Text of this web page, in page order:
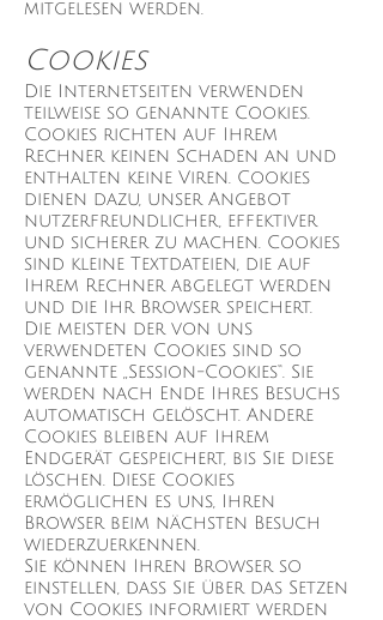
mitgelesen werden.
Cookies
Die Internetseiten verwenden
teilweise so genannte Cookies.
Cookies richten auf Ihrem
Rechner keinen Schaden an und
enthalten keine Viren. Cookies
dienen dazu, unser Angebot
nutzerfreundlicher, effektiver
und sicherer zu machen. Cookies
sind kleine Textdateien, die auf
Ihrem Rechner abgelegt werden
und die Ihr Browser speichert.
Die meisten der von uns
verwendeten Cookies sind so
genannte „Session-Cookies“. Sie
werden nach Ende Ihres Besuchs
automatisch gelöscht. Andere
Cookies bleiben auf Ihrem
Endgerät gespeichert, bis Sie diese
löschen. Diese Cookies
ermöglichen es uns, Ihren
Browser beim nächsten Besuch
wiederzuerkennen.
Sie können Ihren Browser so
einstellen, dass Sie über das Setzen
von Cookies informiert werden